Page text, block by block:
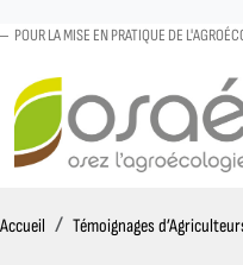
POUR LA MISE EN PRATIQUE DE
Accueil AccueilTémoignages